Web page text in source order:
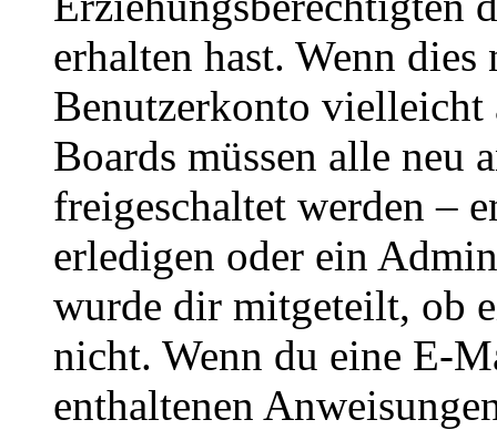
erhalten hast. Wenn
Benutzerkonto
Boards müssen alle neu
freigeschaltet werden –
erledigen oder ein
wurde dir mitgeteilt, ob
nicht. Wenn du eine E-
enthaltenen